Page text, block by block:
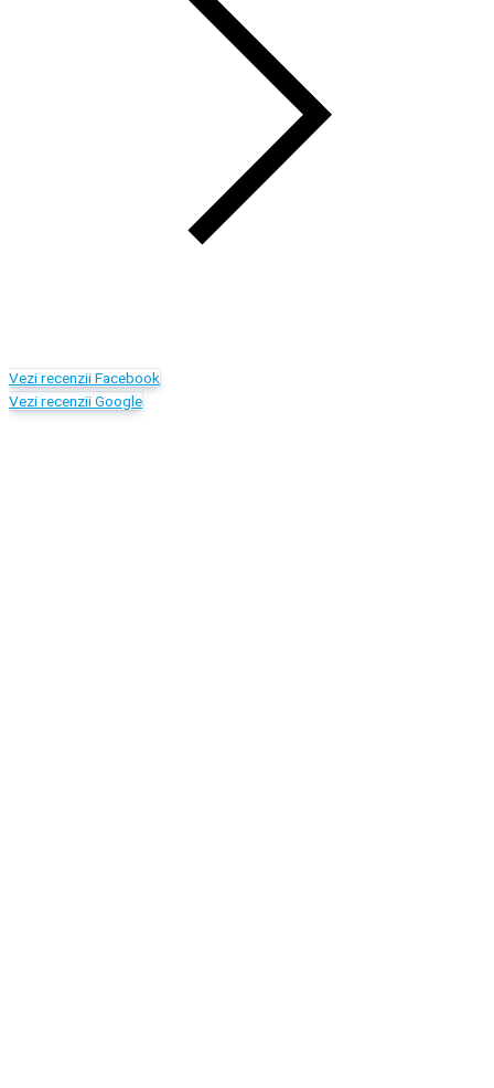
Vezi recenzii Facebook
Vezi recenzii Google